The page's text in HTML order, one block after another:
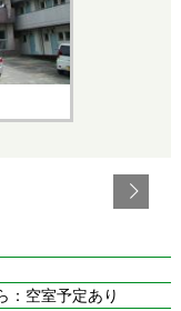
空室予定あり